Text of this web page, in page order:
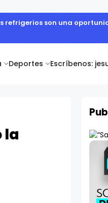
Deportes Escríbenos:
refrigerios son una
la